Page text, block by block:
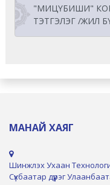
"МИЦҮБИШИ"
ТЭТГЭЛЭГ /ЖИЛ
МАНАЙ ХАЯГ
Шинжлэх Ухаан
Сүхбаатар дүүрэг